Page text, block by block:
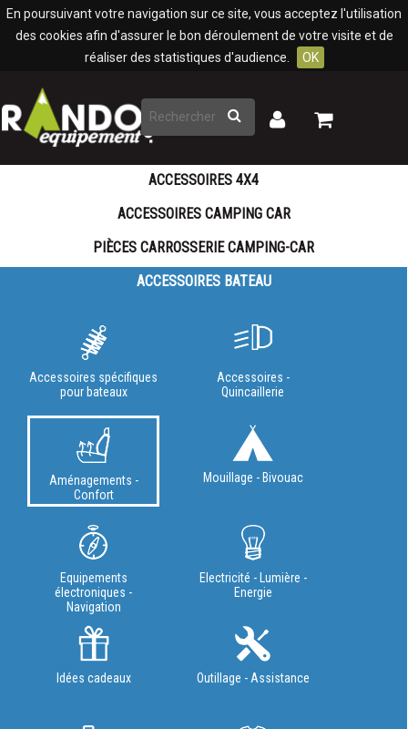
En poursuivant votre navigation sur ce site, vous acceptez l'utilisation
des cookies afin d'assurer le bon déroulement de votre visite et de
réaliser des statistiques d'audience.
OK
Rechercher
Mon
Mon
ACCESSOIRES 4X4
ACCESSOIRES CAMPING CAR
PIÈCES CARROSSERIE CAMPING-CAR
ACCESSOIRES BATEAU
Accessoires spécifiques
pour bateaux
Accessoires -
Quincaillerie
Aménagements -
Confort
Mouillage - Bivouac
Equipements
électroniques -
Navigation
Electricité - Lumière -
Energie
Idées cadeaux Outillage - Assistance
Panneau de gestion des cookies